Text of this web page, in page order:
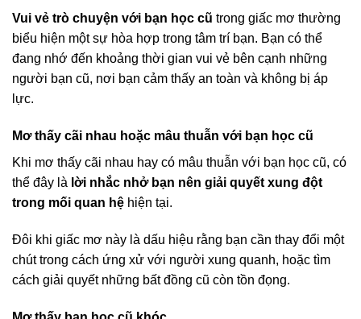
Vui vẻ trò chuyện với bạn học cũ trong giấc mơ thường
biểu hiện một sự hòa hợp trong tâm trí bạn. Bạn có thể
đang nhớ đến khoảng thời gian vui vẻ bên cạnh những
người bạn cũ, nơi bạn cảm thấy an toàn và không bị áp
lực.
Mơ thấy cãi nhau hoặc mâu thuẫn với bạn học cũ
Khi mơ thấy cãi nhau hay có mâu thuẫn với bạn học cũ, có
thể đây là lời nhắc nhở bạn nên giải quyết xung đột
trong mối quan hệ hiện tại.
Đôi khi giấc mơ này là dấu hiệu rằng bạn cần thay đổi một
chút trong cách ứng xử với người xung quanh, hoặc tìm
cách giải quyết những bất đồng cũ còn tồn đọng.